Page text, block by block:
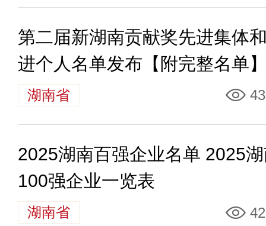
第二届新湖南贡献奖先进集体
进个人名单发布【附完整名单
湖南省
2025湖南百强企业名单 2025
100强企业一览表
湖南省